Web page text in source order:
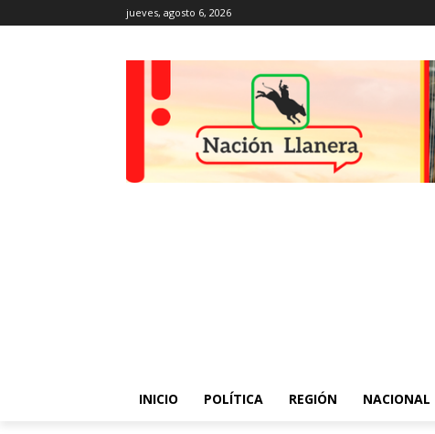
jueves, agosto 6, 2026
INICIO POLÍTICA REGIÓN NACIONAL